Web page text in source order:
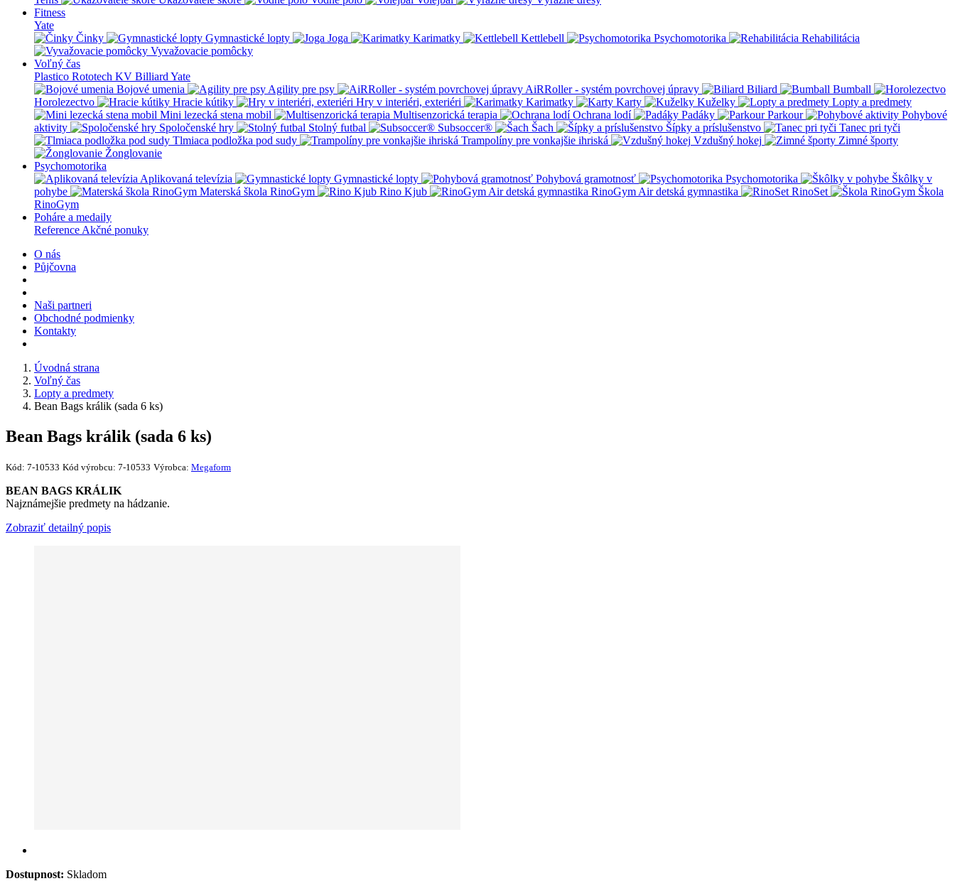
Fitness
Yate
Činky
Gymnastické lopty Joga Karimatky Kettlebell Psychomotorika
Rehabilitácia
Vyvažovacie pomôcky
Voľný čas
Plastico Rototech KV Billiard Yate
Bojové umenia
Agility pre psy AiRRoller - systém povrchovej úpravy Biliard
Bumball
Horolezectvo
Hracie kútiky Hry v interiéri, exteriéri Karimatky Karty Kuželky
Lopty a predmety
Mini lezecká stena mobil
Multisenzorická terapia Ochrana lodí Padáky Parkour
Pohybové
aktivity
Spoločenské hry Stolný futbal Subsoccer® Šach Šípky a príslušenstvo
Tanec pri tyči
Tlmiaca podložka pod sudy
Trampolíny pre vonkajšie ihriská Vzdušný hokej
Zimné športy
Žonglovanie
Psychomotorika
Aplikovaná televízia
Gymnastické lopty Pohybová gramotnosť Psychomotorika
Škôlky v
pohybe
Materská škola RinoGym Rino Kjub RinoGym Air detská gymnastika RinoSet
Škola
RinoGym
Poháre a medaily
Reference Akčné ponuky
O nás
Půjčovna
Naši partneri
Obchodné podmienky
Kontakty
Úvodná strana
Voľný čas
Lopty a predmety
Bean Bags králik (sada 6 ks)
Bean Bags králik (sada 6 ks)
Kód: 7-10533 Kód výrobcu: 7-10533 Výrobca: Megaform
BEAN BAGS KRÁLIK
Najznámejšie predmety na hádzanie.
Zobraziť detailný popis
Dostupnost: Skladom